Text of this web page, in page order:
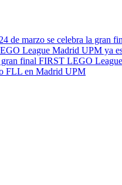
de marzo se celebra la gran
League Madrid UPM ya
final FIRST LEGO
FLL en Madrid UPM